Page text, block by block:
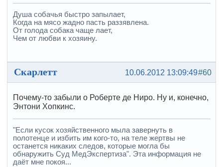
Душа собачья быстро запылает,
Когда на мясо жадно пасть раззявлена.
От голода собака чаще лает,
Чем от любви к хозяину.
#60
10.06.2012 13:09:49
Скарлетт
Почему-то забыли о Роберте де Ниро. Ну и, конечно,
Энтони Хопкинс.
"Если кусок хозяйственного мыла завернуть в
полотенце и избить им кого-то, на теле жертвы не
останется никаких следов, которые могла бы
обнаружить Суд МедЭкспертиза". Эта информация не
даёт мне покоя...